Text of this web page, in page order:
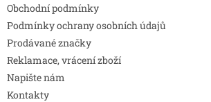
Obchodní podmínky
Podmínky ochrany osobních údajů
Prodávané značky
Reklamace, vrácení zboží
Napište nám
Kontakty